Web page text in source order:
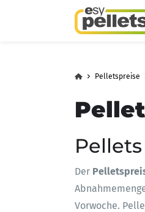
Pelletspreise
Der
Vorwoche.